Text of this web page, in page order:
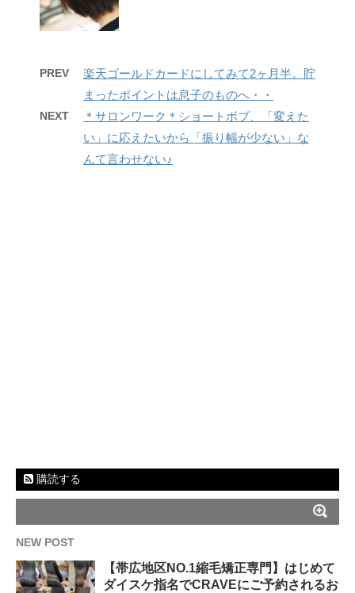
PREV
楽天ゴールドカードにしてみて2ヶ月半。貯
まったポイントは息子のものへ・・
NEXT
＊サロンワーク＊ショートボブ、「変えた
い」に応えたいから「振り幅が少ない」な
んて言わせない♪
購読する
NEW POST
【帯広地区NO.1縮毛矯正専門】はじめて
ダイスケ指名でCRAVEにご予約されるお